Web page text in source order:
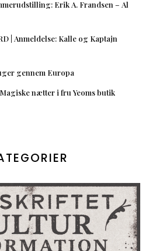
Erik A. Frandsen – Al
| Anmeldelse: Kalle og Kaptajn
gennem Europa
nætter i fru Yeoms butik